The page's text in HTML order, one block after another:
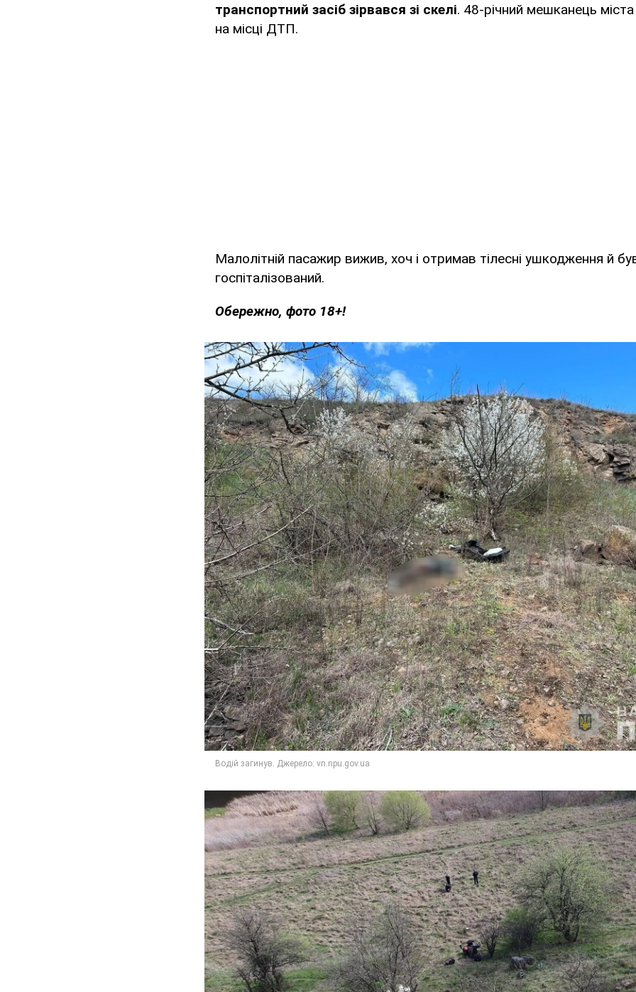
транспортний засіб зірвався зі скелі. 48-річний мешканець
на місці ДТП.
Малолітній пасажир вижив, хоч і отримав тілесні ушкодження й
госпіталізований.
Обережно, фото 18+!